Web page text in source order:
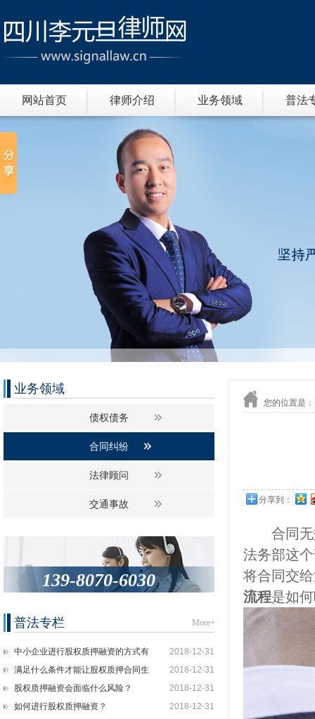
网站首页 律师介绍 业务领域 普法
业务领域
债权债务
合同纠纷
法律顾问
交通事故
139-8070-6030
普法专栏 More+
中小企业进行股权质押融资的方式有
什么？
2018-12-31
满足什么条件才能让股权质押合同生
效？
2018-12-31
股权质押融资会面临什么风险？
2018-12-31
如何进行股权质押融资？
2018-12-31
您的位置是：
分享到：
合同无效
法务部这
将合同交
流程是如